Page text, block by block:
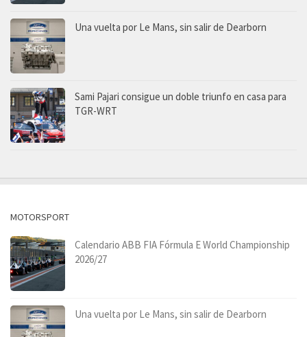
Una vuelta por Le Mans, sin salir de Dearborn
Sami Pajari consigue un doble triunfo en casa para
TGR-WRT
MOTORSPORT
Calendario ABB FIA Fórmula E World Championship
2026/27
Una vuelta por Le Mans, sin salir de Dearborn